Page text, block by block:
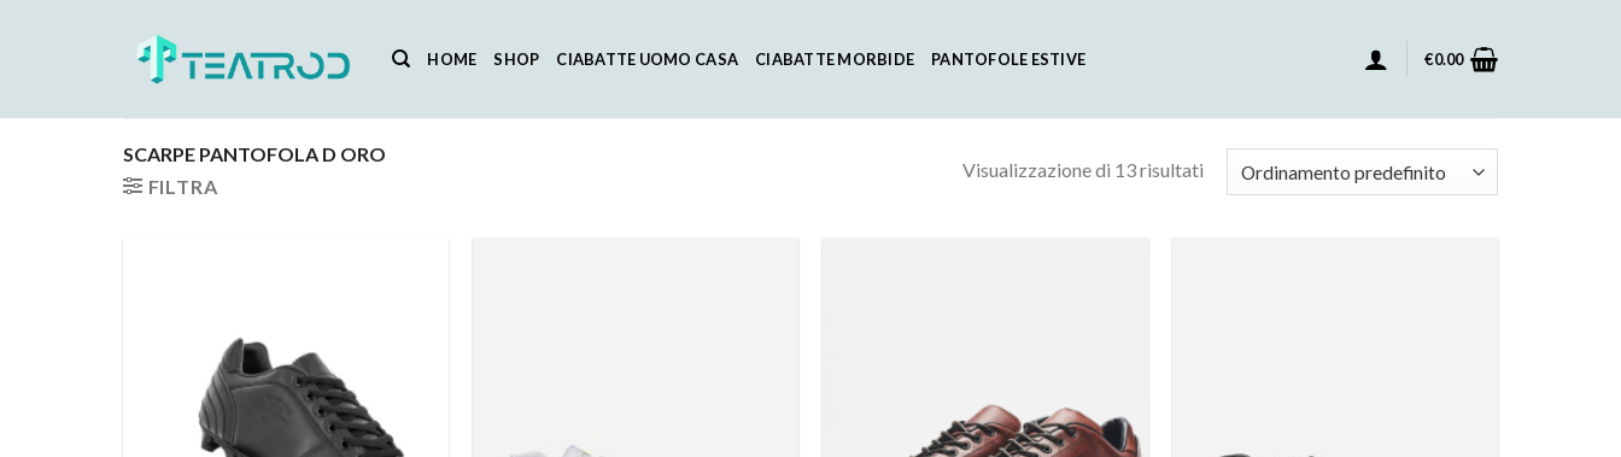
HOME SHOP CIABATTE UOMO CASA CIABATTE MORBIDE PANTOFOLE ESTIVE €0.00
SCARPE PANTOFOLA D ORO
FILTRA
Visualizzazione di 13 risultati